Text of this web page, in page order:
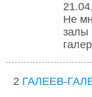
Не
залы
2 ГАЛЕЕВ-